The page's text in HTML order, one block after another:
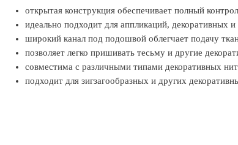
открытая конструкция обеспечивает полный
идеально подходит для аппликаций, декоративных
широкий канал под подошвой облегчает подачу
позволяет легко пришивать тесьму и другие
совместима с различными типами декоративных
подходит для зигзагообразных и других